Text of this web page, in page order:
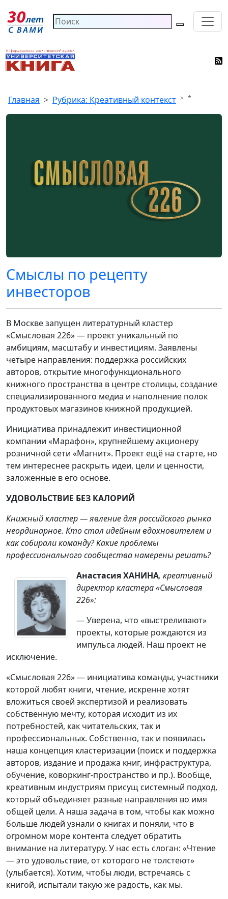
Главная Рубрика: Креативный контекст *
Смыслы по рецепту
инвесторов
В Москве запущен литературный кластер
«Смысловая 226» — проект уникальный по
амбициям, масштабу и инвестициям. Заявлены
четыре направления: поддержка российских
авторов, открытие многофункционального
книжного пространства в центре столицы, создание
специализированного медиа и наполнение полок
продуктовых магазинов книжной продукцией.
Инициатива принадлежит инвестиционной
компании «Марафон», крупнейшему акционеру
розничной сети «Магнит». Проект ещё на старте, но
тем интереснее раскрыть идеи, цели и ценности,
заложенные в его основе.
УДОВОЛЬСТВИЕ БЕЗ КАЛОРИЙ
Книжный кластер — явление для российского рынка
неординарное. Кто стал идейным вдохновителем и
как собирали команду? Какие проблемы
профессионального сообщества намерены решать?
Анастасия ХАНИНА, креативный
директор кластера «Смысловая
226»:
— Уверена, что «выстреливают»
проекты, которые рождаются из
импульса людей. Наш проект не
исключение.
«Смысловая 226» — инициатива команды, участники
которой любят книги, чтение, искренне хотят
вложиться своей экспертизой и реализовать
собственную мечту, которая исходит из их
потребностей, как читательских, так и
профессиональных. Собственно, так и появилась
наша концепция кластеризации (поиск и поддержка
авторов, издание и продажа книг, инфраструктура,
обучение, коворкинг-пространство и пр.). Вообще,
креативным индустриям присущ системный подход,
который объединяет разные направления во имя
общей цели. А наша задача в том, чтобы как можно
больше людей узнали о книгах и поняли, что в
огромном море контента следует обратить
внимание на литературу. У нас есть слоган: «Чтение
— это удовольствие, от которого не толстеют»
(улыбается). Хотим, чтобы люди, встречаясь с
книгой, испытали такую же радость, как мы.